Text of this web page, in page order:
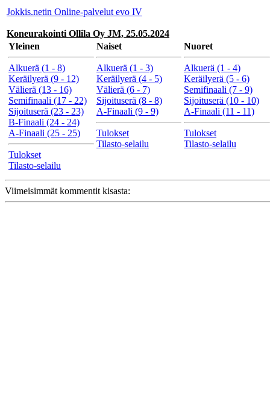
Jokkis.netin Online-palvelut evo IV
Koneurakointi Ollila Oy JM, 25.05.2024
Yleinen
Alkuerä (1 - 8)
Keräilyerä (9 - 12)
Välierä (13 - 16)
Semifinaali (17 - 22)
Sijoituserä (23 - 23)
B-Finaali (24 - 24)
A-Finaali (25 - 25)
Tulokset
Tilasto-selailu
Naiset
Alkuerä (1 - 3)
Keräilyerä (4 - 5)
Välierä (6 - 7)
Sijoituserä (8 - 8)
A-Finaali (9 - 9)
Tulokset
Tilasto-selailu
Nuoret
Alkuerä (1 - 4)
Keräilyerä (5 - 6)
Semifinaali (7 - 9)
Sijoituserä (10 - 10)
A-Finaali (11 - 11)
Tulokset
Tilasto-selailu
Viimeisimmät kommentit kisasta: